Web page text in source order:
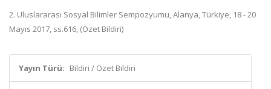
2. Uluslararası Sosyal Bilimler Sempozyumu, Alanya, Türkiye, 18 - 20
Mayıs 2017, ss.616, (Özet Bildiri)
Yayın Türü: Bildiri / Özet Bildiri